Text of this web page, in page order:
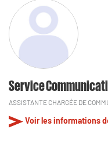
Service
ASSISTANTE CHARGÉE DE
Voir les informations